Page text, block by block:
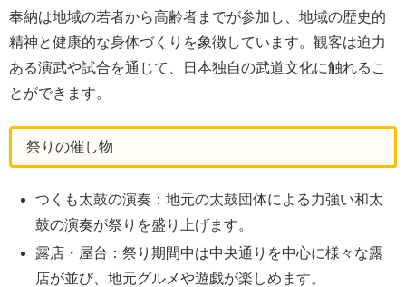
奉納は地域の若者から高齢者までが参加し、地域の歴史的
精神と健康的な身体づくりを象徴しています。観客は迫力
ある演武や試合を通じて、日本独自の武道文化に触れるこ
とができます。
祭りの催し物
つくも太鼓の演奏：地元の太鼓団体による力強い和太
鼓の演奏が祭りを盛り上げます。
露店・屋台：祭り期間中は中央通りを中心に様々な露
店が並び、地元グルメや遊戯が楽しめます。